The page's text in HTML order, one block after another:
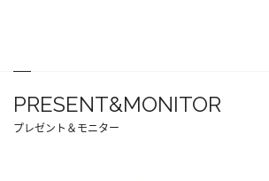
PRESENT&MONITOR
プレゼント＆モニター